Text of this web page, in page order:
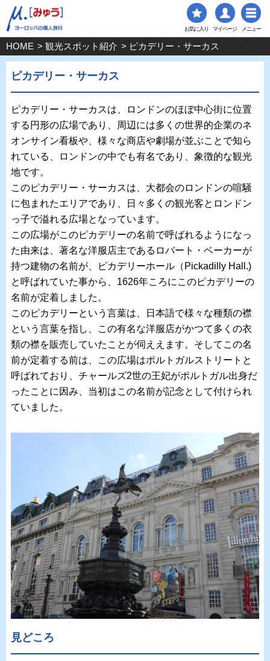
お気に入り マイページ メニュー
HOME >観光スポット紹介 > ピカデリー・サーカス
ピカデリー・サーカス
ピカデリー・サーカスは、ロンドンのほぼ中心街に位置
する円形の広場であり、周辺には多くの世界的企業のネ
オンサイン看板や、様々な商店や劇場が並ぶことで知ら
れている、ロンドンの中でも有名であり、象徴的な観光
地です。
このピカデリー・サーカスは、大都会のロンドンの喧騒
に包まれたエリアであり、日々多くの観光客とロンドン
っ子で溢れる広場となっています。
この広場がこのピカデリーの名前で呼ばれるようになっ
た由来は、著名な洋服店主であるロバート・ベーカーが
持つ建物の名前が、ピカデリーホール（Pickadilly Hall.)
と呼ばれていた事から、1626年ころにこのピカデリーの
名前が定着しました。
このピカデリーという言葉は、日本語で様々な種類の襟
という言葉を指し、この有名な洋服店がかつて多くの衣
類の襟を販売していたことが伺ええます。そしてこの名
前が定着する前は、この広場はポルトガルストリートと
呼ばれており、チャールズ2世の王妃がポルトガル出身だ
ったことに因み、当初はこの名前が記念として付けられ
ていました。
見どころ